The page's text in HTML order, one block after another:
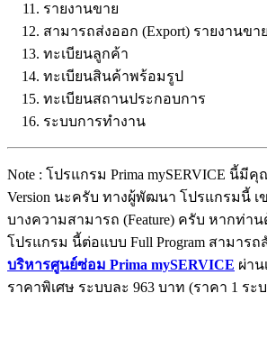
รายงานขาย
สามารถส่งออก (Export) รายงานขา
ทะเบียนลูกค้า
ทะเบียนสินค้าพร้อมรูป
ทะเบียนสถานประกอบการ
ระบบการทำงาน
Note : โปรแกรม Prima mySERVICE นี้มี
Version นะครับ ทางผู้พัฒนา โปรแกรมนี้
บางความสามารถ (Feature) ครับ หากท่า
โปรแกรม นี้ต่อแบบ Full Program สามารถ
บริหารศูนย์ซ่อม Prima mySERVICE ผ่าน
ราคาพิเศษ ระบบละ 963 บาท (ราคา 1 ระ